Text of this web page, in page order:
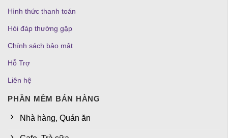
Hình thức thanh toán
Hỏi đáp thường gặp
Chính sách bảo mật
Hỗ Trợ
Liên hệ
PHẦN MỀM BÁN HÀNG
Nhà hàng, Quán ăn